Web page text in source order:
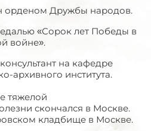
орденом Дружбы народов.
«Сорок лет Победы в
войне».
на кафедре
архивного института.
тяжелой
скончался в Москве.
кладбище в Москве.